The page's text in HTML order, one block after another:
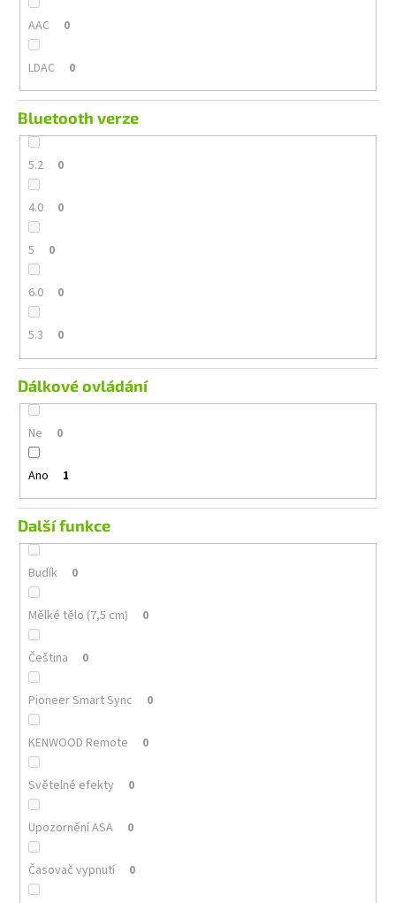
AAC 0
LDAC 0
Bluetooth verze
5.2 0
4.0 0
5 0
6.0 0
5.3 0
Dálkové ovládání
Ne 0
Ano 1
Další funkce
Budík 0
Mělké tělo (7,5 cm) 0
Čeština 0
Pioneer Smart Sync 0
KENWOOD Remote 0
Světelné efekty 0
Upozornění ASA 0
Časovač vypnutí 0